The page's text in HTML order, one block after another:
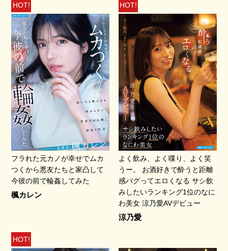
HOT!
フラれた元カノが幸せでムカ
つくから悪友たちと家凸して
今彼の前で輪姦してみた
楓カレン
HOT!
よく飲み、よく喋り、よく笑
うー。 お酒好きで酔うと距離
感バグってエロくなる サシ飲
みしたいランキング1位のなに
わ美女 涼乃愛AVデビュー
涼乃愛
HOT!